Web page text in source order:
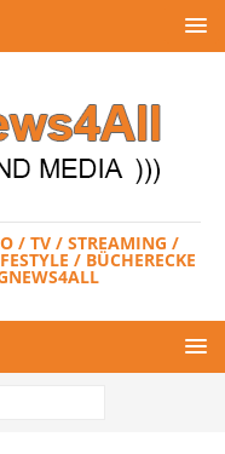
/ TV / STREAMING /
/ BÜCHERECKE